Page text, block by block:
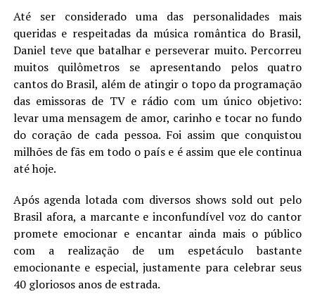
Até ser considerado uma das personalidades mais
queridas e respeitadas da música romântica do Brasil,
Daniel teve que batalhar e perseverar muito. Percorreu
muitos quilômetros se apresentando pelos quatro
cantos do Brasil, além de atingir o topo da programação
das emissoras de TV e rádio com um único objetivo:
levar uma mensagem de amor, carinho e tocar no fundo
do coração de cada pessoa. Foi assim que conquistou
milhões de fãs em todo o país e é assim que ele continua
até hoje.
Após agenda lotada com diversos shows sold out pelo
Brasil afora, a marcante e inconfundível voz do cantor
promete emocionar e encantar ainda mais o público
com a realização de um espetáculo bastante
emocionante e especial, justamente para celebrar seus
40 gloriosos anos de estrada.